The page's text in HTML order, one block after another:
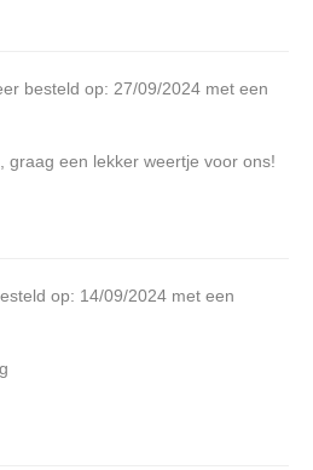
besteld op: 27/09/2024 met een
graag een lekker weertje voor ons!
op: 14/09/2024 met een